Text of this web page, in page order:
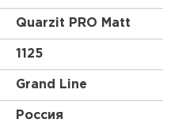
Quarzit PRO Matt
1125
Grand Line
Россия